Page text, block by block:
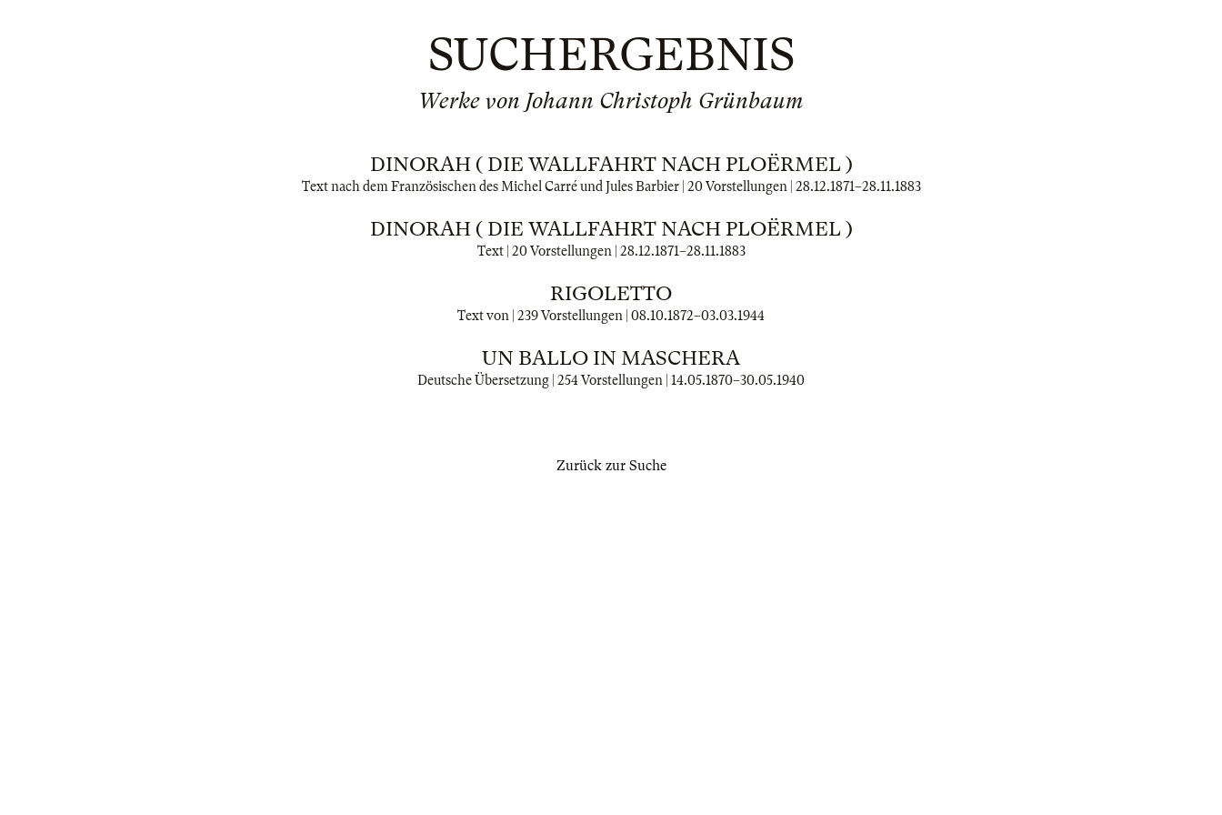
SUCHERGEBNIS
Werke von Johann Christoph Grünbaum
DINORAH ( DIE WALLFAHRT NACH PLOËRMEL )
Text nach dem Französischen des Michel Carré und Jules Barbier | 20 Vorstellungen | 28.12.1871–28.11.1883
DINORAH ( DIE WALLFAHRT NACH PLOËRMEL )
Text | 20 Vorstellungen | 28.12.1871–28.11.1883
RIGOLETTO
Text von | 239 Vorstellungen | 08.10.1872–03.03.1944
UN BALLO IN MASCHERA
Deutsche Übersetzung | 254 Vorstellungen | 14.05.1870–30.05.1940
Zurück zur Suche